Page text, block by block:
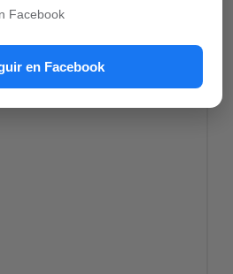
Facebook
en Facebook